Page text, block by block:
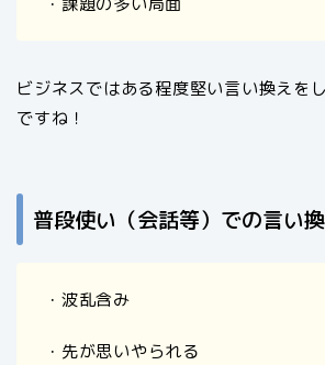
ビジネスではある程度堅い言い換えを
ですね！
普段使い（会話等）での言い
・波乱含み
・先が思いやられる